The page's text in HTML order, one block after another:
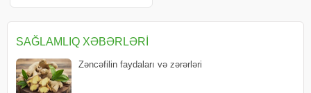
genişliyində və 3-4 sm
qalınlığındadır. Atrofik böyrək isə
böyrəklərin nisbətən normal
dəyərində
SAĞLAMLIQ XƏBƏRLƏRI
Zəncəfilin faydaları və zərərləri